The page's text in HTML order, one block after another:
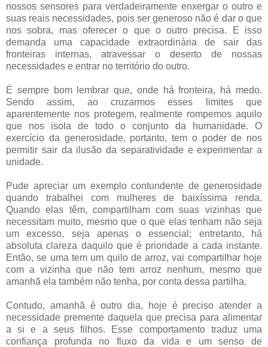
nossos sensores para verdadeiramente enxergar o outro e
suas reais necessidades, pois ser generoso não é dar o que
nos sobra, mas oferecer o que o outro precisa. E isso
demanda uma capacidade extraordinária de sair das
fronteiras internas, atravessar o deserto de nossas
necessidades e entrar no território do outro.
É sempre bom lembrar que, onde há fronteira, há medo.
Sendo assim, ao cruzarmos esses limites que
aparentemente nos protegem, realmente rompemos aquilo
que nos isola de todo o conjunto da humanidade. O
exercício da generosidade, portanto, tem o poder de nos
permitir sair da ilusão da separatividade e experimentar a
unidade.
Pude apreciar um exemplo contundente de generosidade
quando trabalhei com mulheres de baixíssima renda.
Quando elas têm, compartilham com suas vizinhas que
necessitam muito, mesmo que o que elas tenham não seja
um excesso, seja apenas o essencial; entretanto, há
absoluta clareza daquilo que é prioridade a cada instante.
Então, se uma tem um quilo de arroz, vai compartilhar hoje
com a vizinha que não tem arroz nenhum, mesmo que
amanhã ela também não tenha, por conta dessa partilha.
Contudo, amanhã é outro dia, hoje é preciso atender a
necessidade premente daquela que precisa para alimentar
a si e a seus filhos. Esse comportamento traduz uma
confiança profunda no fluxo da vida e um senso de